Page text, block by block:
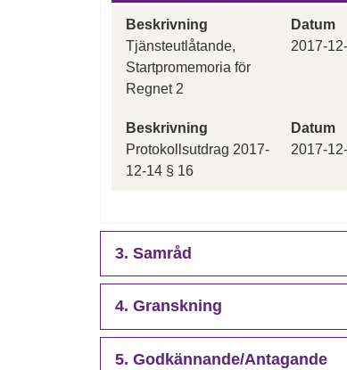
Beskrivning
Tjänsteutlåtande,
Startpromemoria för
Regnet 2
Datum
2017-
Beskrivning
Protokollsutdrag 2017-
12-14 § 16
Datum
2017-
3. Samråd
4. Granskning
5. Godkännande/Antagande